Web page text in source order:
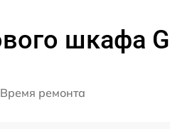
шкафа
Время ремонта